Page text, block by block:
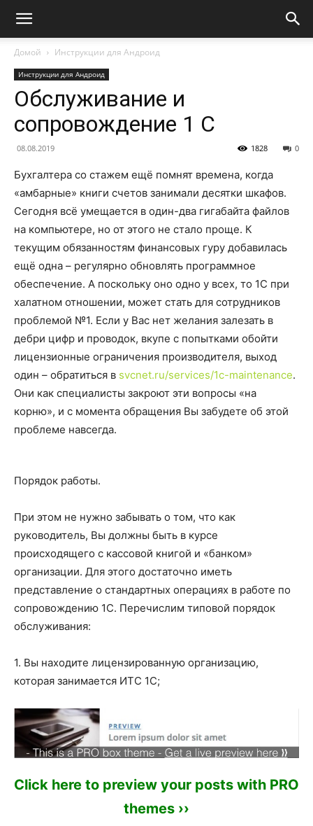
Домой Инструкции для Андроид
Инструкции для Андроид
Обслуживание и
сопровождение 1 С
08.08.2019 0
1828
Бухгалтера со стажем ещё помнят времена, когда
«амбарные» книги счетов занимали десятки шкафов.
Сегодня всё умещается в один-два гигабайта файлов
на компьютере, но от этого не стало проще. К
текущим обязанностям финансовых гуру добавилась
ещё одна – регулярно обновлять программное
обеспечение. А поскольку оно одно у всех, то 1С при
халатном отношении, может стать для сотрудников
проблемой №1. Если у Вас нет желания залезать в
дебри цифр и проводок, вкупе с попытками обойти
лицензионные ограничения производителя, выход
один – обратиться в svcnet.ru/services/1c-maintenance.
Они как специалисты закроют эти вопросы «на
корню», и с момента обращения Вы забудете об этой
проблеме навсегда.
Порядок работы.
При этом не нужно забывать о том, что как
руководитель, Вы должны быть в курсе
происходящего с кассовой книгой и «банком»
организации. Для этого достаточно иметь
представление о стандартных операциях в работе по
сопровождению 1С. Перечислим типовой порядок
обслуживания:
1. Вы находите лицензированную организацию,
которая занимается ИТС 1С;
Click here to preview your posts with PRO
themes ››